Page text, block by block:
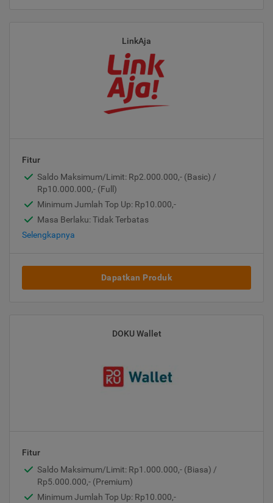
LinkAja
Fitur
Saldo Maksimum/Limit: Rp2.000.000,- (Basic) /
Rp10.000.000,- (Full)
Minimum Jumlah Top Up: Rp10.000,-
Masa Berlaku: Tidak Terbatas
Selengkapnya
Dapatkan Produk
DOKU Wallet
Fitur
Saldo Maksimum/Limit: Rp1.000.000,- (Biasa) /
Rp5.000.000,- (Premium)
Minimum Jumlah Top Up: Rp10.000,-